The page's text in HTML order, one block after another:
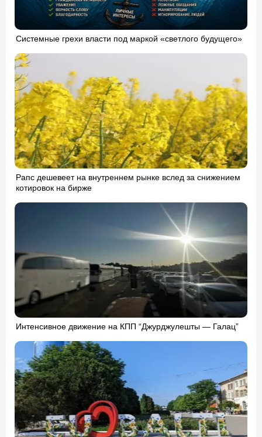
Системные грехи власти под маркой «светлого будущего»
Рапс дешевеет на внутреннем рынке вслед за снижением
котировок на бирже
Интенсивное движение на КПП “Джурджулешты — Галац”